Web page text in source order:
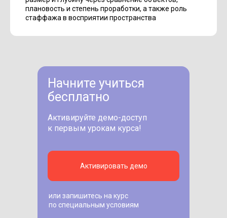
плановость и степень проработки, а также роль
стаффажа в восприятии пространства
Начните учиться
бесплатно
или запишитесь на курс
по специальным условиям
Активировать демо
Активируйте демо-доступ
к первым урокам курса!